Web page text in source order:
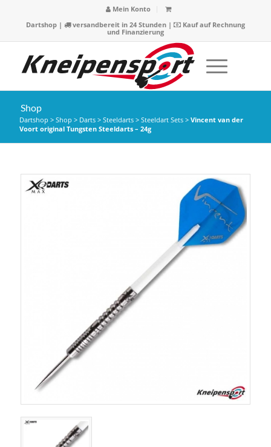
Mein Konto
Dartshop| versandbereit in 24 Stunden |
Kauf auf Rechnung
und Finanzierung
Shop
Dartshop > Shop > Darts> Steeldarts> Steeldart Sets> Vincent van der
Voort original Tungsten Steeldarts – 24g